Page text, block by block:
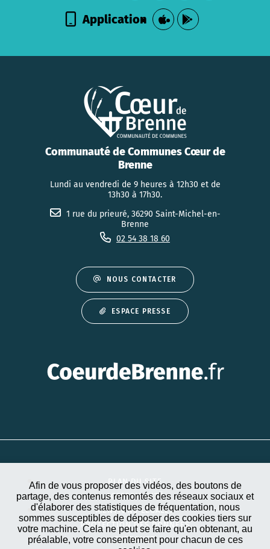
Afin de vous proposer des vidéos, des boutons de
partage, des contenus remontés des réseaux sociaux et
d'élaborer des statistiques de fréquentation, nous
sommes susceptibles de déposer des cookies tiers sur
votre machine. Cela ne peut se faire qu'en obtenant, au
préalable, votre consentement pour chacun de ces
Application
Communauté de Communes Cœur de
Brenne
Lundi au vendredi de 9 heures à 12h30 et de
13h30 à 17h30.
1 rue du prieuré, 36290 Saint-Michel-en-
Brenne
02 54 38 18 60
NOUS CONTACTER
ESPACE PRESSE
PLAN DU SITE
ACCESSIBILITÉ
MENTIONS LÉGALES
PROTECTION DES DONNÉES
EXTRANET